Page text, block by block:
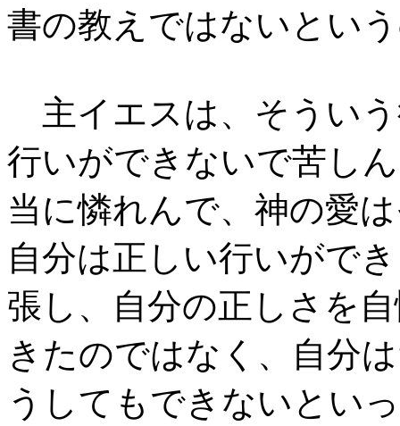
書の教えではないとい
主イエスは、そうい
行いができないで苦し
当に憐れんで、神の愛
自分は正しい行いがで
張し、自分の正しさを
きたのではなく、自分
うしてもできないとい